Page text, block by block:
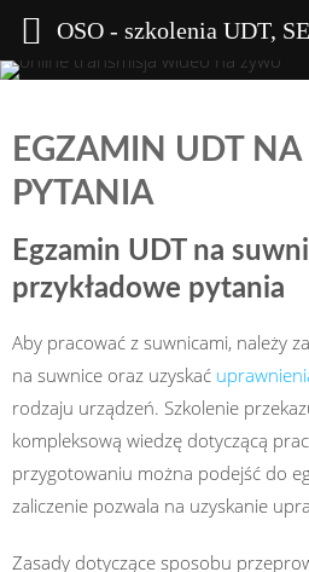
EGZAMIN UDT
PYTANIA
Egzamin UDT na
przykładowe pytania
Aby pracować z suwnicami, należy
na suwnice oraz uzyskać
rodzaju urządzeń. Szkolenie
kompleksową wiedzę dotyczącą
przygotowaniu można podejść do
zaliczenie pozwala na uzyskanie
Zasady dotyczące sposobu
OSO - szkolenia UDT,